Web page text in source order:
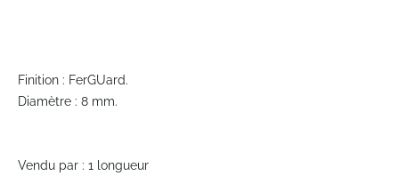
to
the
images
Finition : FerGUard.
Diamètre : 8 mm.
Vendu par : 1 longueur